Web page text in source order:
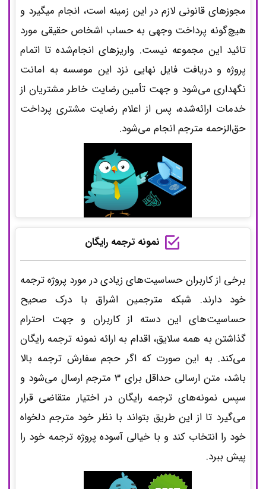
Robber flies (Diptera: Asiloidea: Asilidae)
of northern Iran, with four new records for
Iranian fauna
Prediction of the Stress–Strain Behavior of
Open-Cell Aluminum Foam under Compressive
Loading and the Effects of Various RVE
Boundary Conditions
Green entrepreneurship and green
innovation for SME development in market
FAMILY ASILIDAE (DIPTERA: BRACHYCERA:
ASILOIDEA) IN EAST AZERBAIJAN PROVINCE,
WITH TWO NEW RECORDS FOR IRANIAN FAUNA
Mystical Awakening (Yaqzah) and Being-
Mindfulness: Towards a Comparative
Understanding of the Mystical Relevance of the
Ontological Philosophies of Heidegger and
مجوزهای قانونی لازم در این زمینه است، انجام می‎گیرد و
هیچ‌گونه پرداخت وجهی به حساب اشخاص حقیقی مورد
تائید این مجموعه نیست. واریزهای انجام‌شده تا اتمام
پروژه و دریافت فایل نهایی نزد این موسسه به امانت
نگهداری می‌شود و جهت تأمین رضایت خاطر مشتریان از
خدمات ارائه‌شده، پس از اعلام رضایت مشتری پرداخت
حق‌الزحمه مترجم انجام می‌شود.
نمونه ترجمه رایگان
برخی از کاربران حساسیت‌های زیادی در مورد پروژه ترجمه
خود دارند. شبکه مترجمین اشراق با درک صحیح
حساسیت‌های این دسته از کاربران و جهت احترام
گذاشتن به همه سلایق، اقدام به ارائه نمونه ترجمه رایگان
می‌کند. به این صورت که اگر حجم سفارش ترجمه بالا
باشد، متن ارسالی حداقل برای 3 مترجم ارسال می‌شود و
سپس نمونه‌های ترجمه رایگان در اختیار متقاضی قرار
می‌گیرد تا از این طریق بتواند با نظر خود مترجم دلخواه
خود را انتخاب کند و با خیالی آسوده پروژه ترجمه خود را
پیش ببرد.